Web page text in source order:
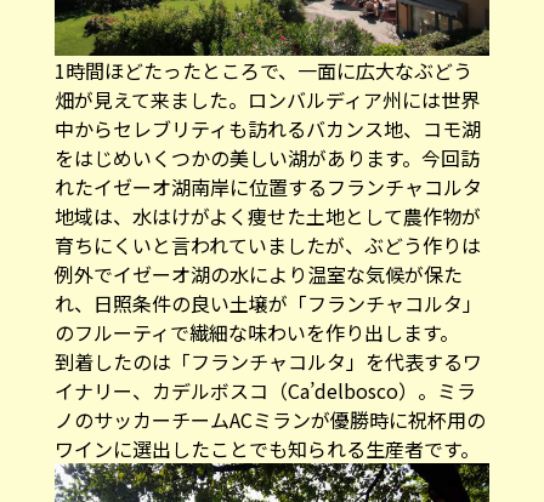
1時間ほどたったところで、一面に広大なぶどう
畑が見えて来ました。ロンバルディア州には世界
中からセレブリティも訪れるバカンス地、コモ湖
をはじめいくつかの美しい湖があります。今回訪
れたイゼーオ湖南岸に位置するフランチャコルタ
地域は、水はけがよく痩せた土地として農作物が
育ちにくいと言われていましたが、ぶどう作りは
例外でイゼーオ湖の水により温室な気候が保た
れ、日照条件の良い土壌が「フランチャコルタ」
のフルーティで繊細な味わいを作り出します。
到着したのは「フランチャコルタ」を代表するワ
イナリー、カデルボスコ（Ca’delbosco）。ミラ
ノのサッカーチームACミランが優勝時に祝杯用の
ワインに選出したことでも知られる生産者です。